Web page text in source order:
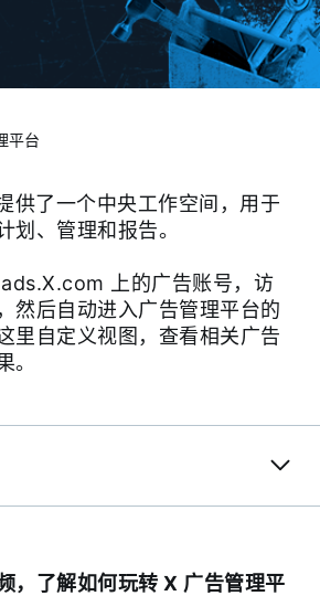
平台
供了一个中央工作空间，用于
划、管理和报告。
上的广告账号，访
然后自动进入广告管理平台的
里自定义视图，查看相关广告
。
，了解如何玩转 X 广告管理平